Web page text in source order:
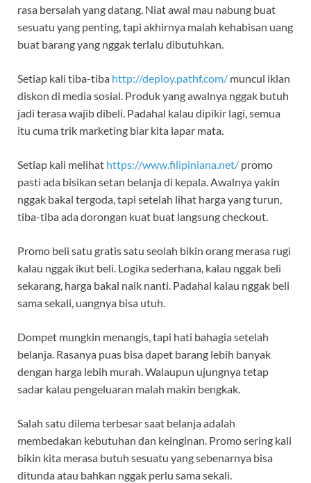
rasa bersalah yang datang. Niat awal mau nabung buat
sesuatu yang penting, tapi akhirnya malah kehabisan uang
buat barang yang nggak terlalu dibutuhkan.
Setiap kali tiba-tiba http://deploy.pathf.com/ muncul iklan
diskon di media sosial. Produk yang awalnya nggak butuh
jadi terasa wajib dibeli. Padahal kalau dipikir lagi, semua
itu cuma trik marketing biar kita lapar mata.
Setiap kali melihat https://www.filipiniana.net/ promo
pasti ada bisikan setan belanja di kepala. Awalnya yakin
nggak bakal tergoda, tapi setelah lihat harga yang turun,
tiba-tiba ada dorongan kuat buat langsung checkout.
Promo beli satu gratis satu seolah bikin orang merasa rugi
kalau nggak ikut beli. Logika sederhana, kalau nggak beli
sekarang, harga bakal naik nanti. Padahal kalau nggak beli
sama sekali, uangnya bisa utuh.
Dompet mungkin menangis, tapi hati bahagia setelah
belanja. Rasanya puas bisa dapet barang lebih banyak
dengan harga lebih murah. Walaupun ujungnya tetap
sadar kalau pengeluaran malah makin bengkak.
Salah satu dilema terbesar saat belanja adalah
membedakan kebutuhan dan keinginan. Promo sering kali
bikin kita merasa butuh sesuatu yang sebenarnya bisa
ditunda atau bahkan nggak perlu sama sekali.